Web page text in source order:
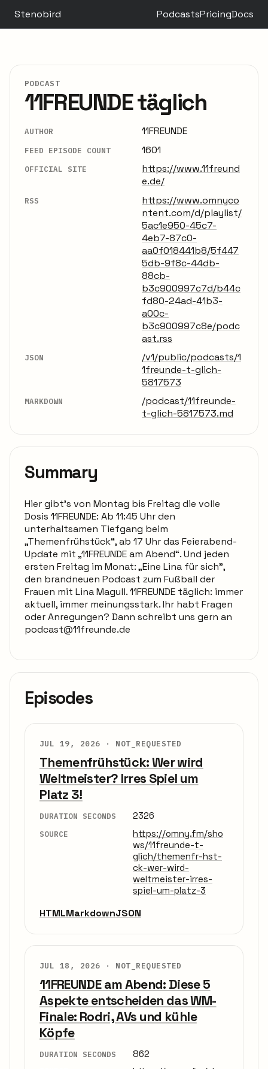
Stenobird PodcastsPricingDocs
PODCAST
11FREUNDE täglich
AUTHOR 11FREUNDE
FEED EPISODE COUNT 1601
OFFICIAL SITE
https://www.11freund
e.de/
RSS
https://www.omnyco
ntent.com/d/playlist/
5ac1e950-45c7-
4eb7-87c0-
aa0f018441b8/5f447
5db-9f8c-44db-
88cb-
b3c900997c7d/b44c
fd80-24ad-41b3-
a00c-
b3c900997c8e/podc
ast.rss
JSON
/v1/public/podcasts/1
1freunde-t-glich-
5817573
MARKDOWN
/podcast/11freunde-
t-glich-5817573.md
Summary
Hier gibt’s von Montag bis Freitag die volle
Dosis 11FREUNDE: Ab 11:45 Uhr den
unterhaltsamen Tiefgang beim
„Themenfrühstück“, ab 17 Uhr das Feierabend-
Update mit „11FREUNDE am Abend“. Und jeden
ersten Freitag im Monat: „Eine Lina für sich”,
den brandneuen Podcast zum Fußball der
Frauen mit Lina Magull. 11FREUNDE täglich: immer
aktuell, immer meinungsstark. Ihr habt Fragen
oder Anregungen? Dann schreibt uns gern an
podcast@11freunde.de
Episodes
JUL 19, 2026 · NOT_REQUESTED
Themenfrühstück: Wer wird
Weltmeister? Irres Spiel um
Platz 3!
DURATION SECONDS 2326
SOURCE
https://omny.fm/sho
ws/11freunde-t-
glich/themenfr-hst-
ck-wer-wird-
weltmeister-irres-
spiel-um-platz-3
HTMLMarkdownJSON
JUL 18, 2026 · NOT_REQUESTED
11FREUNDE am Abend: Diese 5
Aspekte entscheiden das WM-
Finale: Rodri, AVs und kühle
Köpfe
DURATION SECONDS 862